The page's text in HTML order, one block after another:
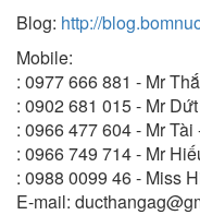
Blog: http://
Mobile:
: 0977 666 881 - Mr
: 0902 681 015 - Mr
: 0966 477 604 - Mr
: 0966 749 714 - Mr
: 0988 0099 46 - Miss
E-mail: